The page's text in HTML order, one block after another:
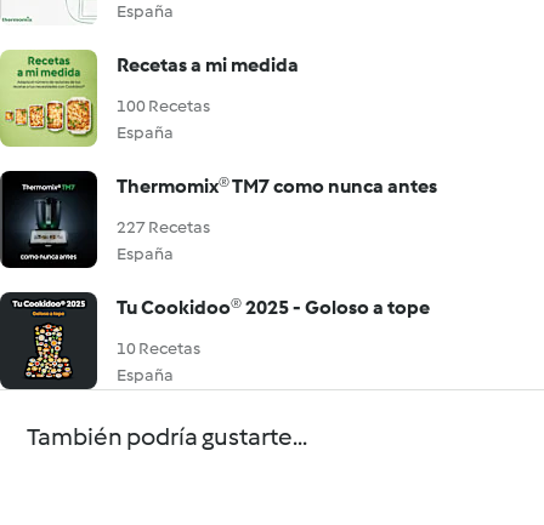
España
Recetas a mi medida
100 Recetas
España
Thermomix® TM7 como nunca antes
227 Recetas
España
Tu Cookidoo® 2025 - Goloso a tope
10 Recetas
España
También podría gustarte...